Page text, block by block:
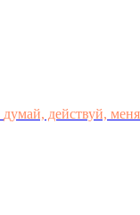
думай, действуй,